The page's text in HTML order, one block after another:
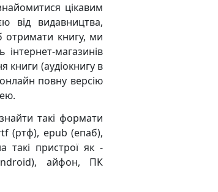
цікавим
від видавництва,
отримати книгу, ми
магазинів
книги (аудіокнигу в
повну версію
такі формати
(ртф), epub (епаб),
такі пристрої як -
айфон, ПК